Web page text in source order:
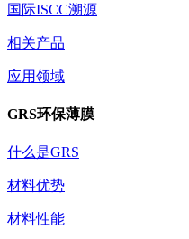
国际ISCC溯源
相关产品
应用领域
GRS环保薄膜
什么是GRS
材料优势
材料性能